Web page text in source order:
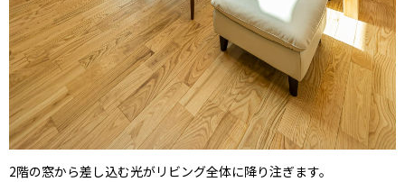
2階の窓から差し込む光がリビング全体に降り注ぎます。